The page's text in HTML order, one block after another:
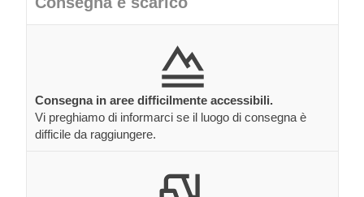
Consegna in aree difficilmente accessibili.
Vi preghiamo di informarci se il luogo di consegna è
difficile da raggiungere.